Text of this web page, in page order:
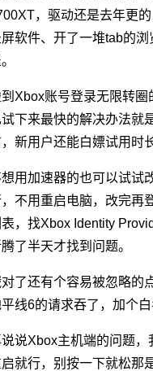
，驱动还是去年更
屏软件、开了一堆tab的
Xbox账号登录无限转
试下来最快的解决办法就
新用户还能白嫖试用时
想用加速器的也可以试试
不用重启电脑，改完再
表，找Xbox Identity
了半天才找到问题。
对了还有个容易被忽略的
线6的请求吞了，加个白
说Xbox主机端的问题
启就行，别按一下就松那